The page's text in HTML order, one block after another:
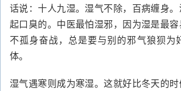
话说：十人九湿。湿气不除，百病缠身
起口臭的。中医最怕湿邪，因为湿是最
不孤身奋战，总是要与别的邪气狼狈为
体。
湿气遇寒则成为寒湿。这就好比冬天的时